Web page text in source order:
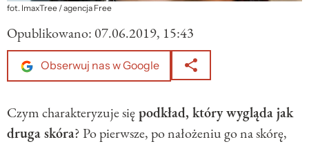
fot. ImaxTree / agencja Free
Opublikowano: 07.06.2019, 15:43
Obserwuj nas w Google
Czym charakteryzuje siępodkład, który wygląda jak
druga skóra? Po pierwsze, po nałożeniu go na skórę,